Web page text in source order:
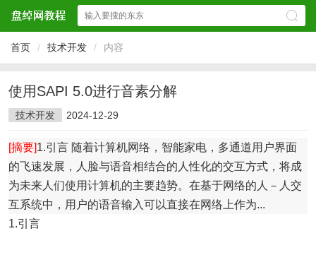
首页 / 技术开发 / 内容
使用SAPI 5.0进行音素分解
技术开发 2024-12-29
[摘要]1.引言 随着计算机网络，智能家电，多通道用户界面
的飞速发展，人脸与语音相结合的人性化的交互方式，将成
为未来人们使用计算机的主要趋势。在基于网络的人－人交
互系统中，用户的语音输入可以直接在网络上作为...
1.引言